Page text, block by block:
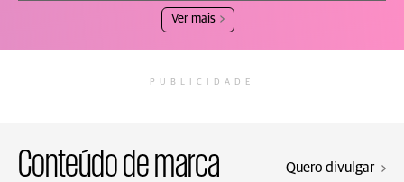
Ver mais
PUBLICIDADE
Conteúdo de marca Quero divulgar